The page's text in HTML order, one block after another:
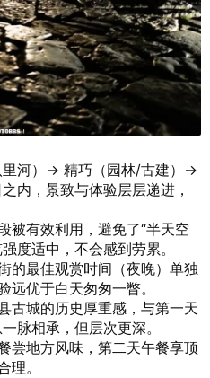
里河）→ 精巧（园林/古建）→
内，景致与体验层层递进，
被有效利用，避免了“半天空
度适中，不会感到劳累。
的最佳观赏时间（夜晚）单独
远优于白天匆匆一瞥。
古城的历史厚重感，与第一天
脉相承，但层次更深。
尝地方风味，第二天午餐享顶
理。